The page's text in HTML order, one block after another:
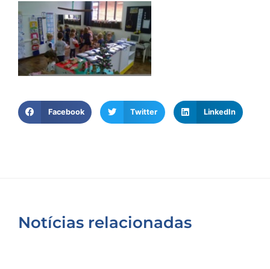
Facebook Twitter LinkedIn
Notícias relacionadas